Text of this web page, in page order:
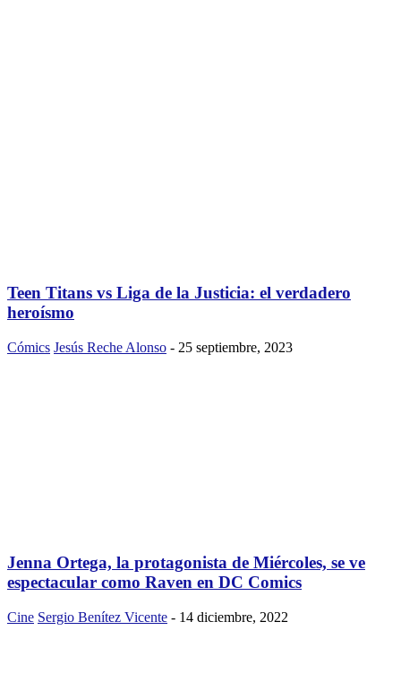
Teen Titans vs Liga de la Justicia: el verdadero
heroísmo
Cómics Jesús Reche Alonso - 25 septiembre, 2023
Jenna Ortega, la protagonista de Miércoles, se ve
espectacular como Raven en DC Comics
Cine Sergio Benítez Vicente - 14 diciembre, 2022